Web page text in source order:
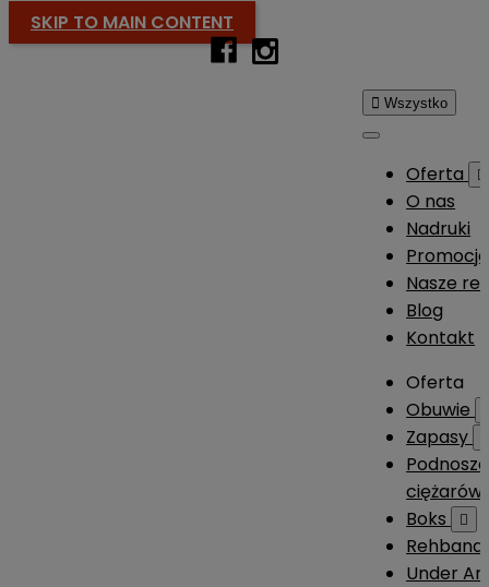
SKIP TO MAIN CONTENT
 Wszystko
Oferta 
O nas
Nadruki
Promocje
Nasze
Blog
Kontakt
Oferta
Obuwie
Zapasy
ciężarów
Boks

Rehband
Under